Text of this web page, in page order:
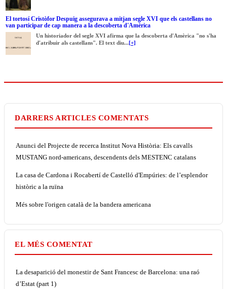
El tortosí Cristòfor Despuig assegurava a mitjan segle XVI que els castellans no
van participar de cap manera a la descoberta d'Amèrica
Un historiador del segle XVI afirma que la descoberta d'Amèrica "no s'ha
d'atribuir als castellans". El text diu...[+]
DARRERS ARTICLES COMENTATS
Anunci del Projecte de recerca Institut Nova Història: Els cavalls
MUSTANG nord-americans, descendents dels MESTENC catalans
La casa de Cardona i Rocabertí de Castelló d'Empúries: de l’esplendor
històric a la ruïna
Més sobre l'origen català de la bandera americana
EL MÉS COMENTAT
La desaparició del monestir de Sant Francesc de Barcelona: una raó
d’Estat (part 1)